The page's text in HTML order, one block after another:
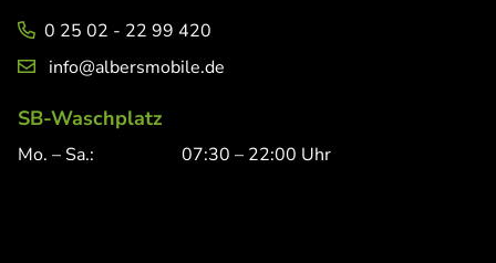
0 25 02 - 22 99 420
info@albersmobile.de
SB-Waschplatz
Mo. – Sa.: 07:30 – 22:00 Uhr